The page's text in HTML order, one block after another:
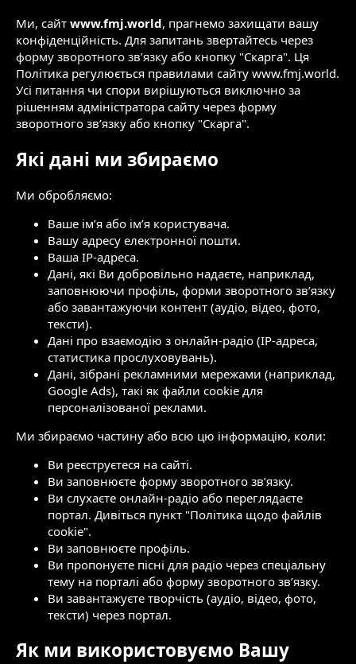
Ми, сайт www.fmj.world, прагнемо захищати вашу
конфіденційність. Для запитань звертайтесь через
форму зворотного зв’язку або кнопку "Скарга". Ця
Політика регулюється правилами сайту www.fmj.world.
Усі питання чи спори вирішуються виключно за
рішенням адміністратора сайту через форму
зворотного зв’язку або кнопку "Скарга".
Які дані ми збираємо
Ми обробляємо:
Ваше ім’я або ім’я користувача.
Вашу адресу електронної пошти.
Ваша IP-адреса.
Дані, які Ви добровільно надаєте, наприклад,
заповнюючи профіль, форми зворотного зв’язку
або завантажуючи контент (аудіо, відео, фото,
тексти).
Дані про взаємодію з онлайн-радіо (IP-адреса,
статистика прослуховувань).
Дані, зібрані рекламними мережами (наприклад,
Google Ads), такі як файли cookie для
персоналізованої реклами.
Ми збираємо частину або всю цю інформацію, коли:
Ви реєструєтеся на сайті.
Ви заповнюєте форму зворотного зв’язку.
Ви слухаєте онлайн-радіо або переглядаєте
портал. Дивіться пункт "Політика щодо файлів
cookie".
Ви заповнюєте профіль.
Ви пропонуєте пісні для радіо через спеціальну
тему на порталі або форму зворотного зв’язку.
Ви завантажуєте творчість (аудіо, відео, фото,
тексти) через портал.
Як ми використовуємо Вашу